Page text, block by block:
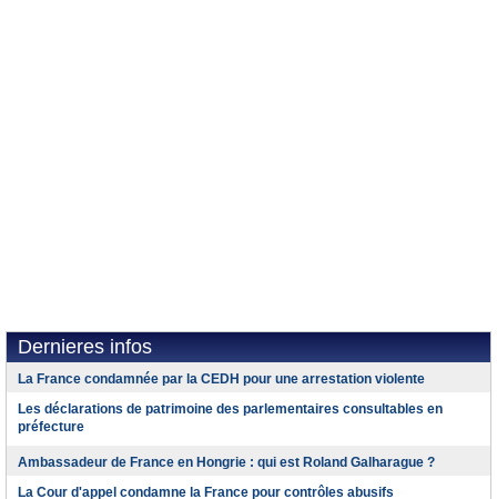
Dernieres infos
La France condamnée par la CEDH pour une arrestation violente
Les déclarations de patrimoine des parlementaires consultables en
préfecture
Ambassadeur de France en Hongrie : qui est Roland Galharague ?
La Cour d'appel condamne la France pour contrôles abusifs